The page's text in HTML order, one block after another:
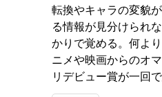
転換やキャラの変貌
る情報が見分けられ
かりで覚める。何よ
ニメや映画からのオ
リデビュー賞が一回